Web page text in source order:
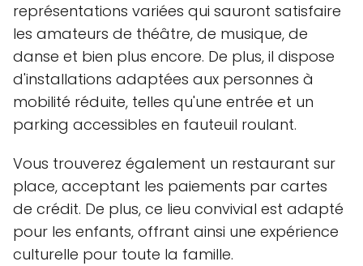
représentations variées qui sauront satisfaire
les amateurs de théâtre, de musique, de
danse et bien plus encore. De plus, il dispose
d'installations adaptées aux personnes à
mobilité réduite, telles qu'une entrée et un
parking accessibles en fauteuil roulant.
Vous trouverez également un restaurant sur
place, acceptant les paiements par cartes
de crédit. De plus, ce lieu convivial est adapté
pour les enfants, offrant ainsi une expérience
culturelle pour toute la famille.